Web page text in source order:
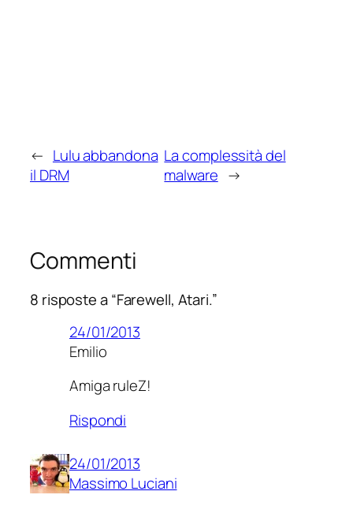
← Lulu abbandona
il DRM
La complessità del
malware →
Commenti
8 risposte a “Farewell, Atari.”
24/01/2013
Emilio
Amiga ruleZ!
Rispondi
24/01/2013
Massimo Luciani